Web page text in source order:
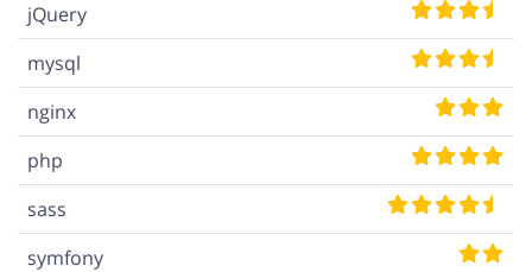
jQuery
mysql
nginx
php
sass
symfony
Symfony : Créer une administration
avec Sonata
d'administration et d'un menu dans